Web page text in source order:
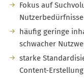
Fokus auf
Nutzerbedürfnisse
häufig geringe
schwacher
starke
Content-Erstellung